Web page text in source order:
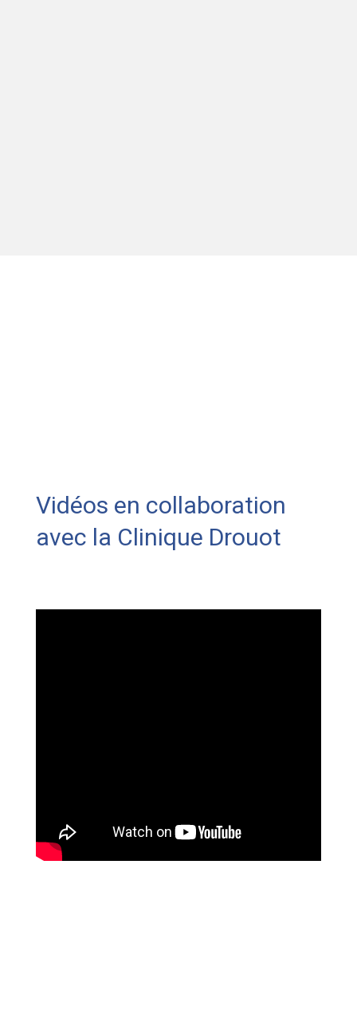
Vidéos en collaboration
avec la Clinique Drouot